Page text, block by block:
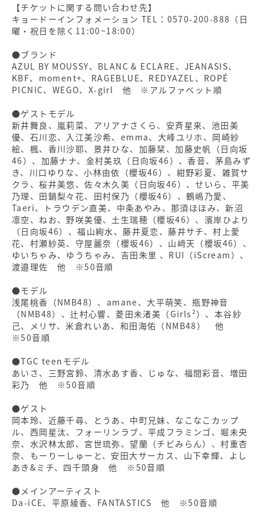
【チケットに関する問い合わせ先】
キョードーインフォメーション TEL：0570-200-888（日
曜・祝日を除く11:00~18:00）
●ブランド
AZUL BY MOUSSY、BLANC & ECLARE、JEANASIS、
KBF、moment+、RAGEBLUE、REDYAZEL、ROPÉ
PICNIC、WEGO、X-girl 他 ※アルファベット順
●ゲストモデル
新井舞良、嵐莉菜、アリアナさくら、安斉星来、池田美
優、石川恋、入江美沙希、emma、大峰ユリホ、岡崎紗
絵、楓、香川沙耶、景井ひな、加藤栞、加藤史帆（日向坂
46）、加藤ナナ、金村美玖（日向坂46）、香音、茅島みず
き、川口ゆりな、小林由依（櫻坂46）、紺野彩夏、雑賀サ
クラ、桜井美悠、佐々木久美（日向坂46）、せいら、平美
乃理、田鍋梨々花、田村保乃（櫻坂46）、鶴嶋乃愛、
Taeri、トラウデン直美、中条あやみ、那須ほほみ、新沼
凛空、ねお、野咲美優、土生瑞穂（櫻坂46）、濱岸ひより
（日向坂46）、福山絢水、藤井夏恋、藤井サチ、村上愛
花、村瀬紗英、守屋麗奈（櫻坂46）、山﨑天（櫻坂46）、
ゆいちゃみ、ゆうちゃみ、吉田朱里 、RUI（iScream）、
渡邉理佐 他 ※50音順
●モデル
浅尾桃香（NMB48）、amane、大平萌笑、瓶野神音
（NMB48）、辻村心響、菱田未渚美（Girls²）、本谷紗
己、メリサ、米倉れいあ、和田海佑（NMB48） 他
※50音順
●TGC teenモデル
あいさ、三野宮鈴、清水あす香、じゅな、福間彩音、増田
彩乃 他 ※50音順
●ゲスト
岡本玲、近藤千尋、とうあ、中町兄妹、なこなこカップ
ル、西岡星汰、フォーリンラブ、平成フラミンゴ、堀未央
奈、水沢林太郎、宮世琉弥、望蘭（チビみらん）、村重杏
奈、もーりーしゅーと、安田大サーカス、山下幸輝、よし
あき&ミチ、四千頭身 他 ※50音順
●メインアーティスト
Da-iCE、平原綾香、FANTASTICS 他 ※50音順